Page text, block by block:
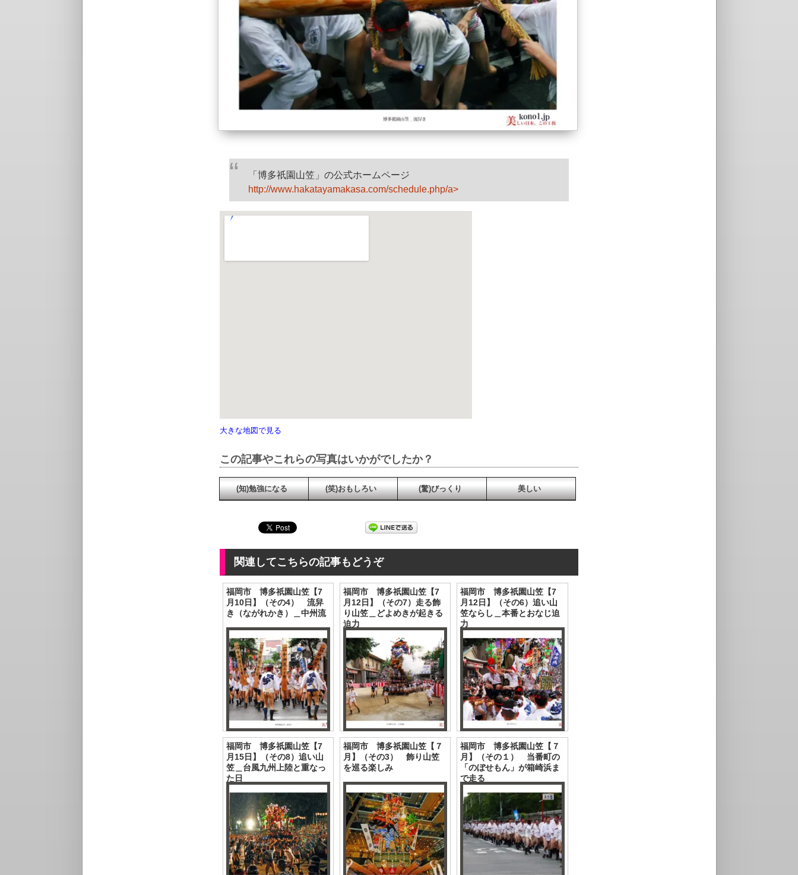
「博多祇園山笠」の公式ホームページ
http://www.hakatayamakasa.com/schedule.php/a>
大きな地図で見る
この記事やこれらの写真はいかがでしたか？
(知)勉強になる (笑)おもしろい (驚)びっくり 美しい
関連してこちらの記事もどうぞ
福岡市 博多祇園山笠【7
月10日】（その4） 流舁
き（ながれかき）＿中州流
福岡市 博多祇園山笠【7
月12日】（その7）走る飾
り山笠＿どよめきが起きる
迫力
福岡市 博多祇園山笠【7
月12日】（その6）追い山
笠ならし＿本番とおなじ迫
力
福岡市 博多祇園山笠【7
月15日】（その8）追い山
笠＿台風九州上陸と重なっ
た日
福岡市 博多祇園山笠【７
月】（その3） 飾り山笠
を巡る楽しみ
福岡市 博多祇園山笠【７
月】（その１） 当番町の
「のぼせもん」が箱崎浜ま
で走る